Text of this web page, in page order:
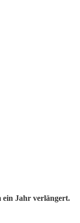
ein Jahr verlängert.